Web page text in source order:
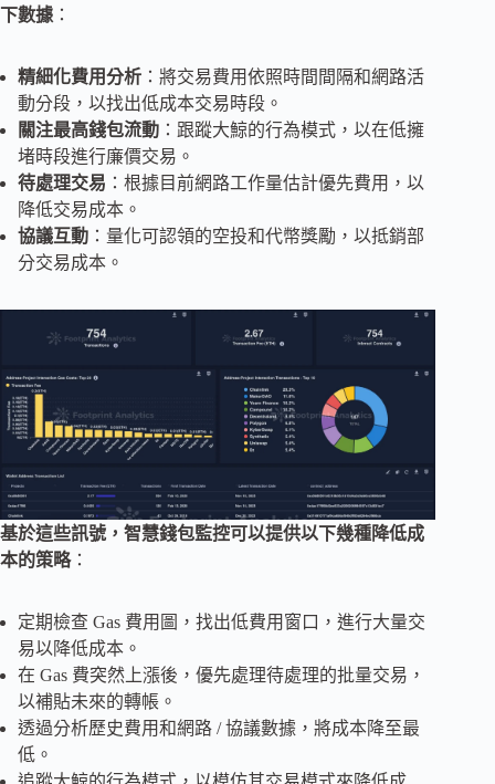
下數據 ：
精細化費用分析 ：將交易費用依照時間間隔和網路活
動分段，以找出低成本交易時段。
關注最高錢包流動 ：跟蹤大鯨的行為模式，以在低擁
堵時段進行廉價交易。
待處理交易 ：根據目前網路工作量估計優先費用，以
降低交易成本。
協議互動 ：量化可認領的空投和代幣獎勵，以抵銷部
分交易成本。
基於這些訊號，智慧錢包監控可以提供以下幾種降低成
本的策略：
定期檢查 Gas 費用圖，找出低費用窗口，進行大量交
易以降低成本。
在 Gas 費突然上漲後，優先處理待處理的批量交易，
以補貼未來的轉帳。
透過分析歷史費用和網路 / 協議數據，將成本降至最
低。